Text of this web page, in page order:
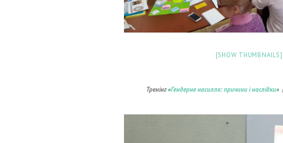
[SHOW THUMBNAILS]
Тренінг«Гендерне насилля: причини і наслідки»